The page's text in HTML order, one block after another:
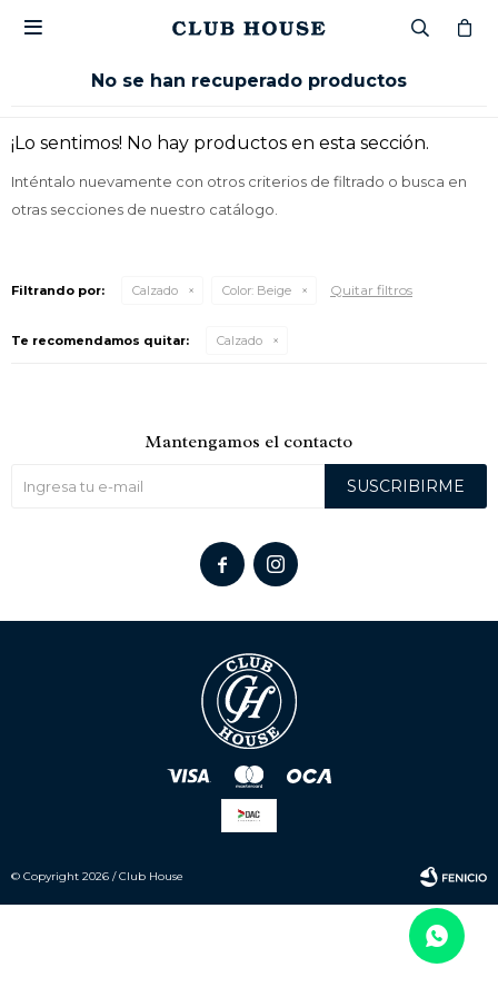

No se han recuperado productos
¡Lo sentimos! No hay productos en esta sección.
Inténtalo nuevamente con otros criterios de filtrado o busca en
otras secciones de nuestro catálogo.
Filtrando por: Calzado Color: Beige Quitar filtros
Te recomendamos quitar: Calzado
Mantengamos el contacto
SUSCRIBIRME
 
© Copyright 2026 / Club House